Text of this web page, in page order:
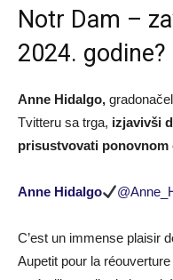
Notr Dam –
2024. godine?
Anne Hidalgo,
Tvitteru sa trga, izjavivši
prisustvovati ponovnom
Anne Hidalgo
C’est un immense plaisir
Aupetit pour la